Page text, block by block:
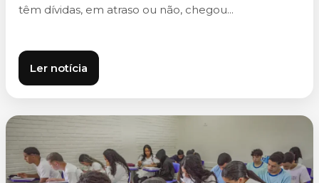
têm dívidas, em atraso ou não, chegou...
Ler notícia